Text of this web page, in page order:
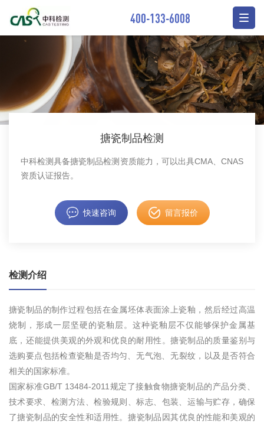
400-133-6008
搪瓷制品检测
中科检测具备搪瓷制品检测资质能力，可以出具CMA、CNAS
资质认证报告。
快速咨询 留言报价
检测介绍
搪瓷制品的制作过程包括在金属坯体表面涂上瓷釉，‌然后经过高温
烧制，‌形成一层坚硬的瓷釉层。‌这种瓷釉层不仅能够保护金属基
底，‌还能提供美观的外观和优良的耐用性。‌搪瓷制品的质量鉴别与
选购要点包括检查瓷釉是否均匀、‌无气泡、‌无裂纹，‌以及是否符合
相关的国家标准。‌
国家标准GB/T 13484-2011规定了接触食物搪瓷制品的产品分类、‌
技术要求、‌检测方法、‌检验规则、‌标志、‌包装、‌运输与贮存，‌确保
了搪瓷制品的安全性和适用性。‌搪瓷制品因其优良的性能和美观的